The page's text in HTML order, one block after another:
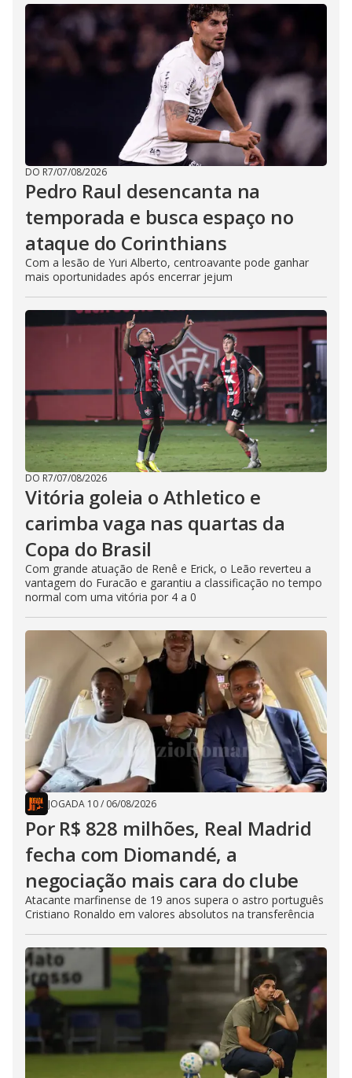
DO R7/07/08/2026
Pedro Raul desencanta na
temporada e busca espaço no
ataque do Corinthians
Com a lesão de Yuri Alberto, centroavante pode ganhar
mais oportunidades após encerrar jejum
DO R7/07/08/2026
Vitória goleia o Athletico e
carimba vaga nas quartas da
Copa do Brasil
Com grande atuação de Renê e Erick, o Leão reverteu a
vantagem do Furacão e garantiu a classificação no tempo
normal com uma vitória por 4 a 0
JOGADA 10/ 06/08/2026
Por R$ 828 milhões, Real Madrid
fecha com Diomandé, a
negociação mais cara do clube
Atacante marfinense de 19 anos supera o astro português
Cristiano Ronaldo em valores absolutos na transferência